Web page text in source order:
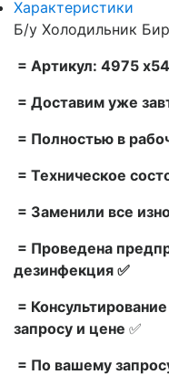
Характеристики
Б/у Холодильник
= Артикул: 4975 x54
= Доставим уже
= Полностью в
= Техническое
= Заменили все
= Проведена
дезинфекция ✅
=
запросу и цене ✅
= По вашему